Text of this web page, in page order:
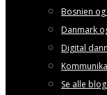
Bosnien og
Danmark
Digital
Se alle